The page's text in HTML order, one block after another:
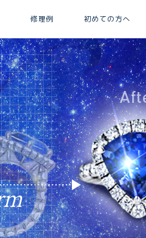
修理例 初めての方へ